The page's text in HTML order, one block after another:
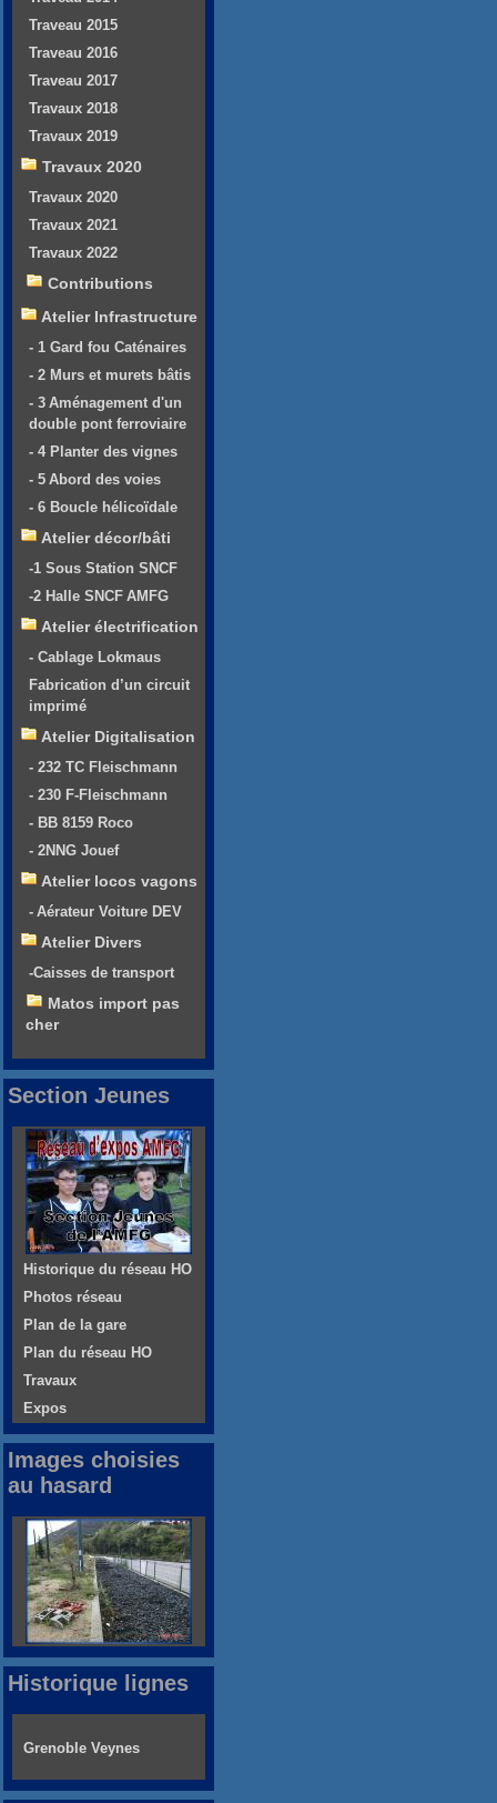
Traveau 2015
Traveau 2016
Traveau 2017
Travaux 2018
Travaux 2019
Travaux 2020
Travaux 2020
Travaux 2021
Travaux 2022
Contributions
Atelier Infrastructure
- 1 Gard fou Caténaires
- 2 Murs et murets bâtis
- 3 Aménagement d'un
double pont ferroviaire
- 4 Planter des vignes
- 5 Abord des voies
- 6 Boucle hélicoïdale
Atelier décor/bâti
-1 Sous Station SNCF
-2 Halle SNCF AMFG
Atelier électrification
- Cablage Lokmaus
Fabrication d’un circuit
imprimé
Atelier Digitalisation
- 232 TC Fleischmann
- 230 F-Fleischmann
- BB 8159 Roco
- 2NNG Jouef
Atelier locos vagons
- Aérateur Voiture DEV
Atelier Divers
-Caisses de transport
Matos import pas
cher
Section Jeunes
Historique du réseau HO
Photos réseau
Plan de la gare
Plan du réseau HO
Travaux
Expos
Images choisies
au hasard
Historique lignes
Grenoble Veynes